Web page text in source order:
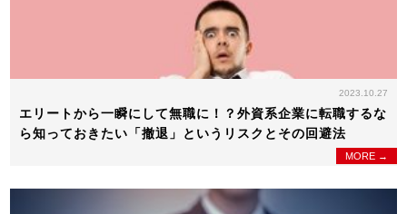
2023.10.27
エリートから一瞬にして無職に！？外資系企業に転職するな
ら知っておきたい「撤退」というリスクとその回避法
MORE →